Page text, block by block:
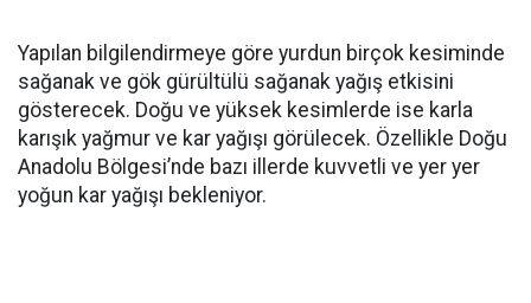
Yapılan bilgilendirmeye göre yurdun birçok kesiminde
sağanak ve gök gürültülü sağanak yağış etkisini
gösterecek. Doğu ve yüksek kesimlerde ise karla
karışık yağmur ve kar yağışı görülecek. Özellikle Doğu
Anadolu Bölgesi’nde bazı illerde kuvvetli ve yer yer
yoğun kar yağışı bekleniyor.